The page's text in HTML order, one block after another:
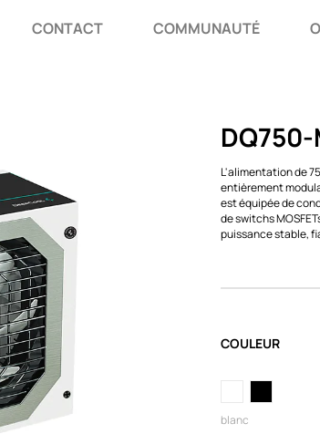
CONTACT COMMUNAUTÉ
L'alimentation de
entièrement
est équipée de
de switchs
puissance stable,
COULEUR
blanc